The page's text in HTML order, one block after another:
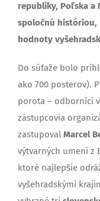
republiky, Poľska a
spoločnú históriou,
hodnoty
Do súťaže bolo
ako 700 posterov).
porota – odborníci
zástupcovia
zastupoval Marcel
výtvarných umení z
ktoré najlepšie
vyšehradskými